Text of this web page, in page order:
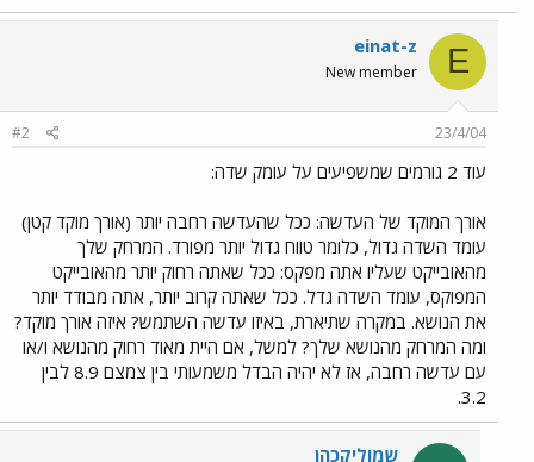
E
einat-z
New member
23/4/04
#2
עוד 2 גורמים שמשפיעים על עומק שדה:
אורך המוקד של העדשה: ככל שהעדשה רחבה יותר (אורך מוקד קטן)
עומד השדה גדול, כלומר טווח גדול יותר מפורד. המרחק שלך
מהאובייקט שעליו אתה מפקס: ככל שאתה רחוק יותר מהאובייקט
המפוקס, עומד השדה גדל. ככל שאתה קרוב יותר, אתה מבודד יותר
את הנושא. במקרה שתיארת, באיזו עדשה השתמש? איזה אורך מוקד?
ומה המרחק מהנושא שלך? למשל, אם היית מאוד רחוק מהנושא ו/או
עם עדשה רחבה, אז לא יהיה הבדל משמעותי בין צמצם 8.9 לבין
3.2.
שמוליקכהן